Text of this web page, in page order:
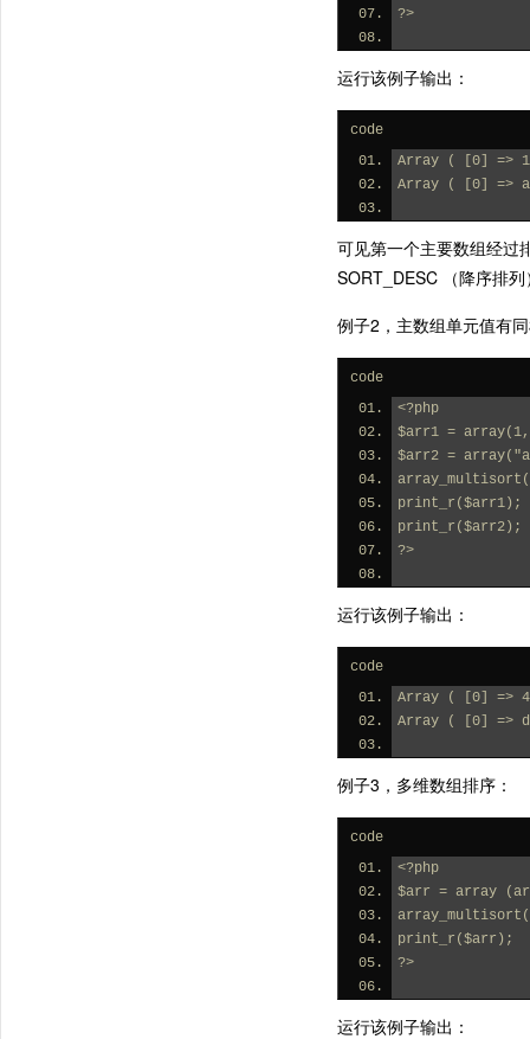
?>
运行该例子输出：
code
Array ( [0] =>
Array ( [0] =>
可见第一个主要数组经过
SORT_DESC （降序排
例子2，主数组单元值有
code
<?php
$arr1 =
$arr2 =
print_r($arr1);
print_r($arr2);
?>
运行该例子输出：
code
Array ( [0] =>
Array ( [0] =>
例子3，多维数组排序：
code
<?php
$arr = array
print_r($arr);
?>
运行该例子输出：